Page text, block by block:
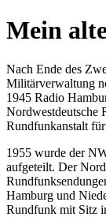
Mein
Nach Ende des
Militärverwaltung
1945 Radio
Nordwestdeutsche
Rundfunkanstalt
1955 wurde der
aufgeteilt. Der
Hamburg und
Rundfunk mit Sitz